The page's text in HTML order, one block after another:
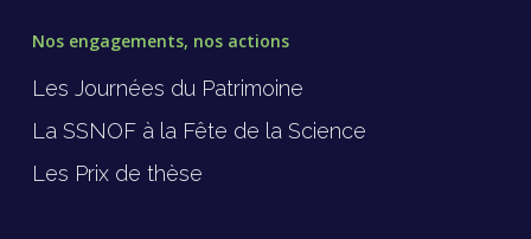
Nos engagements, nos actions
Les Journées du Patrimoine
La SSNOF à la Fête de la Science
Les Prix de thèse